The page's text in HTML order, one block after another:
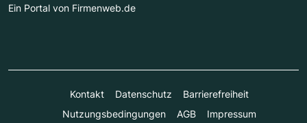
Ein Portal von Firmenweb.de
Kontakt Datenschutz
Barrierefreiheit
Nutzungsbedingungen
AGB Impressum